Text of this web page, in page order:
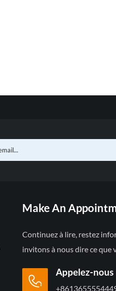
Make An
Continuez à lire, restez
invitons à nous dire ce que
Appelez-nous